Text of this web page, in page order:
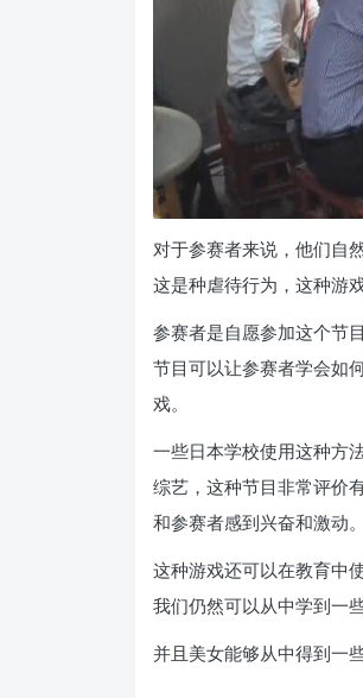
对于参赛者来说，他们自
这是种虐待行为，这种游
参赛者是自愿参加这个节
节目可以让参赛者学会如
戏。
一些日本学校使用这种方
综艺，这种节目非常评价
和参赛者感到兴奋和激动。
这种游戏还可以在教育中
我们仍然可以从中学到一
并且美女能够从中得到一